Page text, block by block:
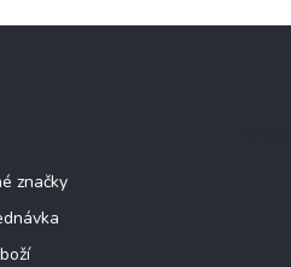
značky